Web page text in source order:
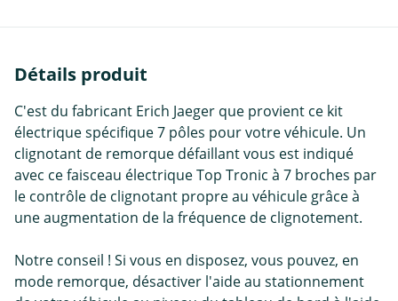
Détails produit
C'est du fabricant Erich Jaeger que provient ce kit
électrique spécifique 7 pôles pour votre véhicule. Un
clignotant de remorque défaillant vous est indiqué
avec ce faisceau électrique Top Tronic à 7 broches par
le contrôle de clignotant propre au véhicule grâce à
une augmentation de la fréquence de clignotement.
Notre conseil ! Si vous en disposez, vous pouvez, en
mode remorque, désactiver l'aide au stationnement